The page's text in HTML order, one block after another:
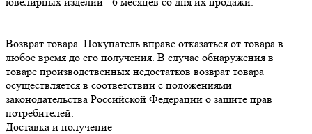
Возврат товара. Покупатель вправе отказаться от товара в
любое время до его получения. В случае обнаружения в
товаре производственных недостатков возврат товара
осуществляется в соответствии с положениями
законодательства Российской Федерации о защите прав
потребителей.
Доставка и получение